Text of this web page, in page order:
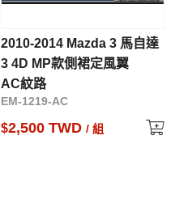
2010-2014 Mazda 3 馬自達
3 4D MP款側裙定風翼
AC紋路
EM-1219-AC
$2,500 TWD/ 組